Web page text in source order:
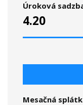
Úroková
Mesačná